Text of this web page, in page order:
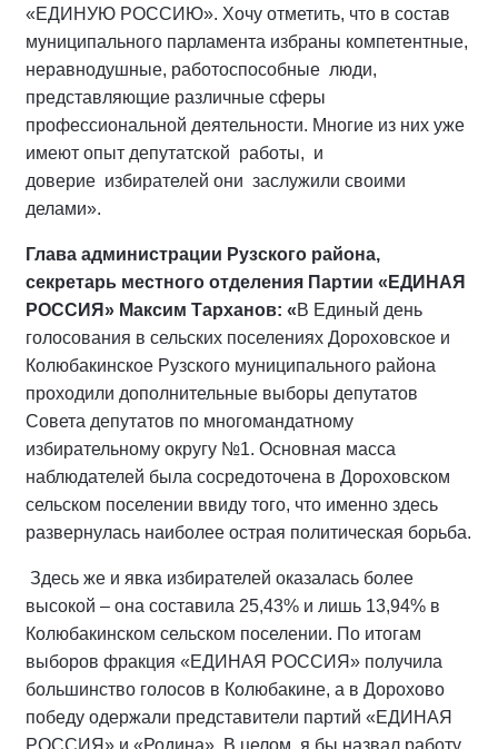
«ЕДИНУЮ РОССИЮ». Хочу отметить, что в состав
муниципального парламента избраны компетентные,
неравнодушные, работоспособные люди,
представляющие различные сферы
профессиональной деятельности. Многие из них уже
имеют опыт депутатской работы, и
доверие избирателей они заслужили своими
делами».
Глава администрации Рузского района,
секретарь местного отделения Партии «ЕДИНАЯ
РОССИЯ» Максим Тарханов: «В Единый день
голосования в сельских поселениях Дороховское и
Колюбакинское Рузского муниципального района
проходили дополнительные выборы депутатов
Совета депутатов по многомандатному
избирательному округу №1. Основная масса
наблюдателей была сосредоточена в Дороховском
сельском поселении ввиду того, что именно здесь
развернулась наиболее острая политическая борьба.
Здесь же и явка избирателей оказалась более
высокой – она составила 25,43% и лишь 13,94% в
Колюбакинском сельском поселении. По итогам
выборов фракция «ЕДИНАЯ РОССИЯ» получила
большинство голосов в Колюбакине, а в Дорохово
победу одержали представители партий «ЕДИНАЯ